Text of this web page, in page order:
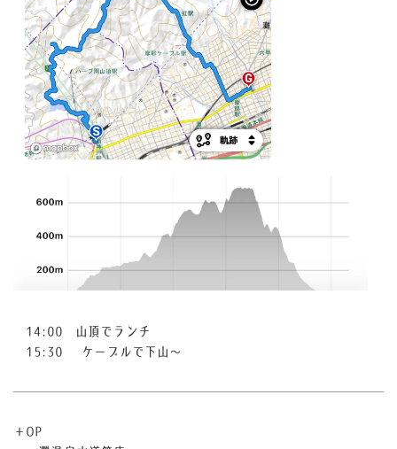
14:00 山頂でランチ
15:30
ケーブルで下山〜
＋OP